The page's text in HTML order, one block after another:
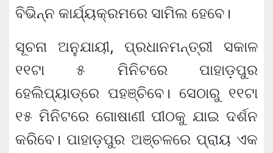
ବିଭିନ୍ନ କାର୍ଯ୍ୟକ୍ରମରେ ସାମିଲ ହେବେ।
ସୂଚନା ଅନୁଯାୟୀ, ପ୍ରଧାନମନ୍ତ୍ରୀ ସକାଳ
୧୧ଟା ୫ ମିନିଟରେ ପାହାଡ଼ପୁର
ହେଲିପ୍ୟାଡ୍‌ରେ ପହଞ୍ଚିବେ। ସେଠାରୁ ୧୧ଟା
୧୫ ମିନିଟରେ ଗୋଷାଣୀ ପୀଠକୁ ଯାଇ ଦର୍ଶନ
କରିବେ। ପାହାଡ଼ପୁର ଅଞ୍ଚଳରେ ପ୍ରାୟ ଏକ